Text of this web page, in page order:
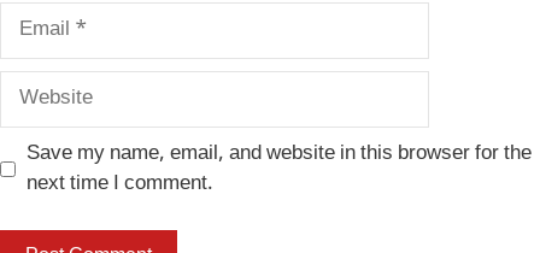
Email
Website
Save my name, email, and website in this browser for the
next time I comment.